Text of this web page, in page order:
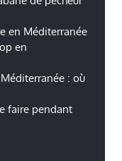
en Méditerranée
en
: où
faire pendant